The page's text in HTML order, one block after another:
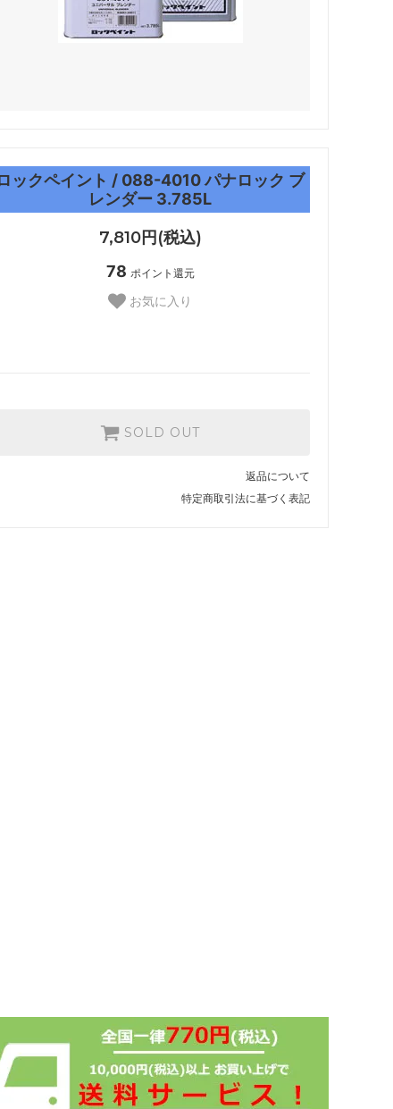
ックペイント / 088-4010 パナロック ブ
レンダー 3.785L
7,810円(税込)
78 ポイント還元
お気に入り
SOLD OUT
返品について
特定商取引法に基づく表記